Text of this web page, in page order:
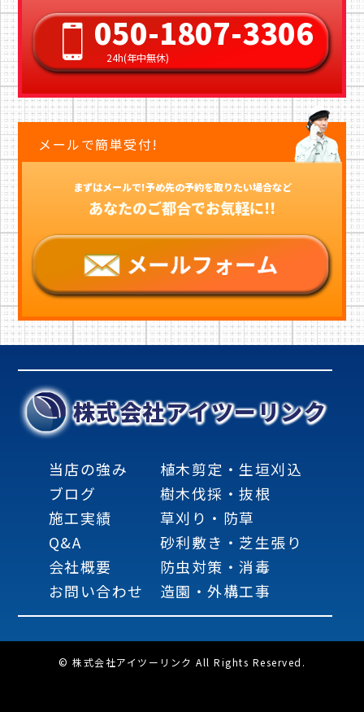
050-1807-3306
24h(年中無休)
メールで簡単受付!
まずはメールで!予め先の予約を取りたい場合など
あなたのご都合でお気軽に!!
株式会社アイツーリンク
当店の強み
ブログ
施工実績
Q&A
会社概要
お問い合わせ
植木剪定・生垣刈込
樹木伐採・抜根
草刈り・防草
砂利敷き・芝生張り
防虫対策・消毒
造園・外構工事
© 株式会社アイツーリンク All Rights Reserved.